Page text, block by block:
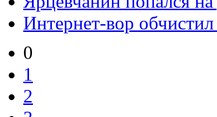
Интернет-вор
0
1
2